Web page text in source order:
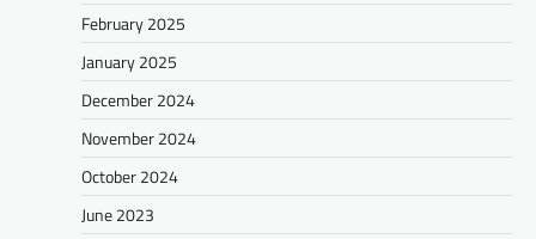
February 2025
January 2025
December 2024
November 2024
October 2024
June 2023